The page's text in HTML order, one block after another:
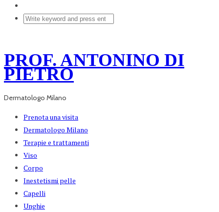
PROF. ANTONINO DI
PIETRO
Dermatologo Milano
Prenota una visita
Dermatologo Milano
Terapie e trattamenti
Viso
Corpo
Inestetismi pelle
Capelli
Unghie